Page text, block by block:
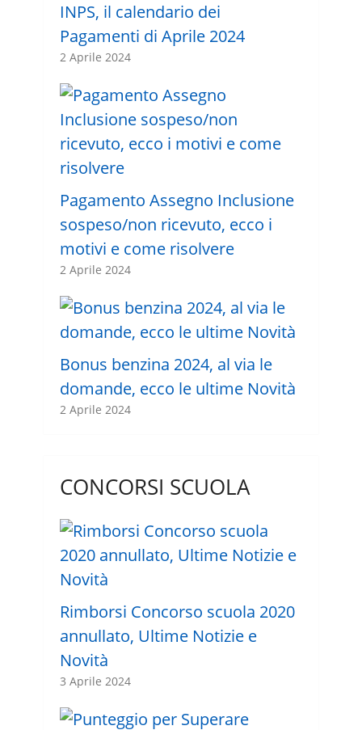
INPS, il calendario dei
Pagamenti di Aprile 2024
2 Aprile 2024
Pagamento Assegno Inclusione
sospeso/non ricevuto, ecco i
motivi e come risolvere
2 Aprile 2024
Bonus benzina 2024, al via le
domande, ecco le ultime Novità
2 Aprile 2024
CONCORSI SCUOLA
Rimborsi Concorso scuola 2020
annullato, Ultime Notizie e
Novità
3 Aprile 2024